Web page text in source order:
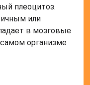
плеоцитоз.
или
в мозговые
организме